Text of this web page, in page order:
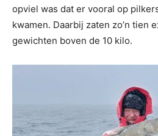
opviel was dat er vooral op
kwamen. Daarbij zaten zo’n tien
gewichten boven de 10 kilo.